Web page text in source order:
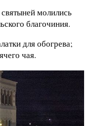
молились
благочиния.
для обогрева;
чая.